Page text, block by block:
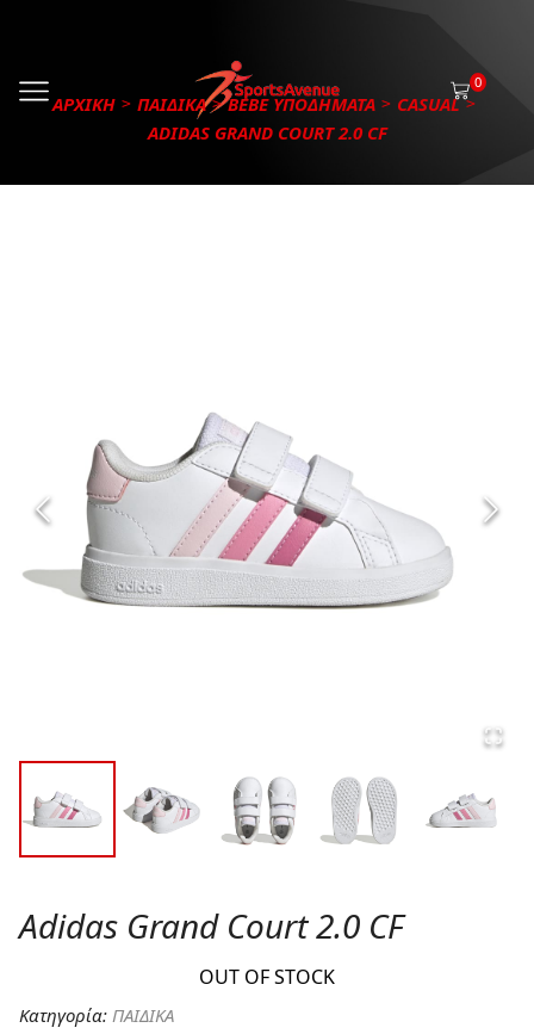
0
ΑΡΧΙΚΗ ΠΑΙΔΙΚΑ BEBE ΥΠΟΔΗΜΑΤΑ
CASUAL
ADIDAS GRAND COURT 2.0 CF
Adidas Grand Court 2.0 CF
OUT OF STOCK
Κατηγορία: ΠΑΙΔΙΚΑ